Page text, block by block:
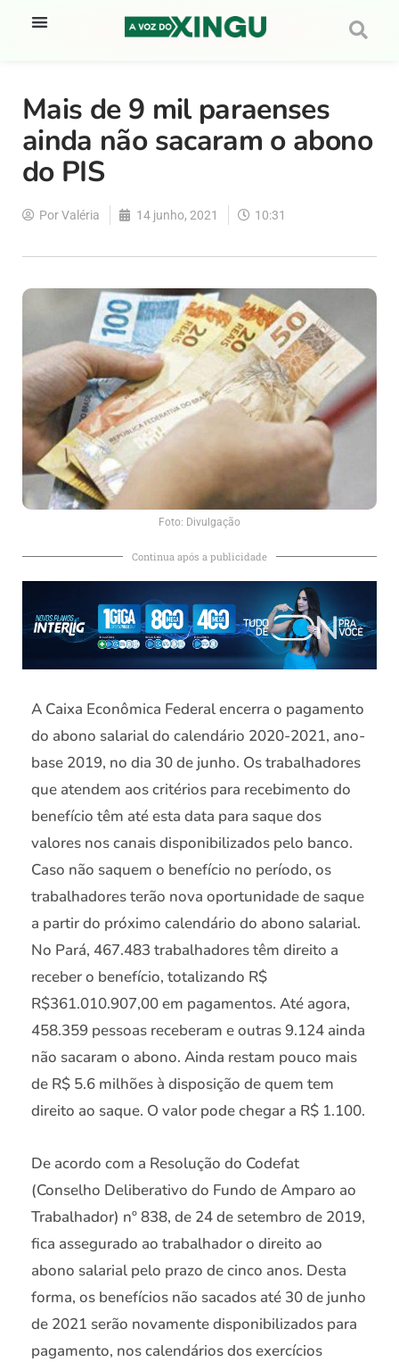
Mais de 9 mil paraenses
ainda não sacaram o abono
do PIS
PorValéria 14 junho, 2021 10:31
Foto: Divulgação
Continua após a publicidade
A Caixa Econômica Federal encerra o pagamento
do abono salarial do calendário 2020-2021, ano-
base 2019, no dia 30 de junho. Os trabalhadores
que atendem aos critérios para recebimento do
benefício têm até esta data para saque dos
valores nos canais disponibilizados pelo banco.
Caso não saquem o benefício no período, os
trabalhadores terão nova oportunidade de saque
a partir do próximo calendário do abono salarial.
No Pará, 467.483 trabalhadores têm direito a
receber o benefício, totalizando R$
R$361.010.907,00 em pagamentos. Até agora,
458.359 pessoas receberam e outras 9.124 ainda
não sacaram o abono. Ainda restam pouco mais
de R$ 5.6 milhões à disposição de quem tem
direito ao saque. O valor pode chegar a R$ 1.100.
De acordo com a Resolução do Codefat
(Conselho Deliberativo do Fundo de Amparo ao
Trabalhador) nº 838, de 24 de setembro de 2019,
fica assegurado ao trabalhador o direito ao
abono salarial pelo prazo de cinco anos. Desta
forma, os benefícios não sacados até 30 de junho
de 2021 serão novamente disponibilizados para
pagamento, nos calendários dos exercícios